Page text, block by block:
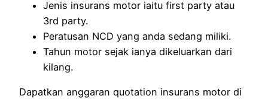
Jenis insurans motor iaitu first party atau
3rd party.
Peratusan NCD yang anda sedang miliki.
Tahun motor sejak ianya dikeluarkan dari
kilang.
Dapatkan anggaran quotation insurans motor di